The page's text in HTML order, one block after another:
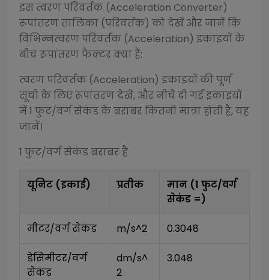
इसत्वरण परिवर्तक (Acceleration Converter)
रूपांतरण तालिका (परिवर्तक) को देखें और जानें कि
विभिन्नत्वरण परिवर्तक (Acceleration) इकाइयों के
बीच रूपांतरण फैक्टर क्या हैं:
त्वरण परिवर्तक (Acceleration) इकाइयों की पूर्ण
सूची के लिए रूपांतरण देखें, और नीचे दी गई इकाइयों
में 1 फुट/वर्ग सेकंडके बराबर कितनी मात्रा होती है, यह
जानें।
1 फुट/वर्ग सेकंडबराबर है
यूनिट (इकाई) प्रतीक मान (1 फुट/वर्ग
सेकंड =)
मीटर/वर्ग सेकंड m/s^2 0.3048
डेसिमीटर/वर्ग
सेकंड
dm/s^
2
3.048